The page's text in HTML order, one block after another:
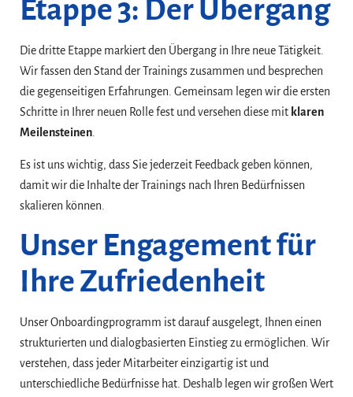
Etappe 3: Der Übergang
Die dritte Etappe markiert den Übergang in Ihre neue Tätigkeit.
Wir fassen den Stand der Trainings zusammen und besprechen
die gegenseitigen Erfahrungen. Gemeinsam legen wir die ersten
Schritte in Ihrer neuen Rolle fest und versehen diese mit klaren
Meilensteinen.
Es ist uns wichtig, dass Sie jederzeit Feedback geben können,
damit wir die Inhalte der Trainings nach Ihren Bedürfnissen
skalieren können.
Unser Engagement für
Ihre Zufriedenheit
Unser Onboardingprogramm ist darauf ausgelegt, Ihnen einen
strukturierten und dialogbasierten Einstieg zu ermöglichen. Wir
verstehen, dass jeder Mitarbeiter einzigartig ist und
unterschiedliche Bedürfnisse hat. Deshalb legen wir großen Wert